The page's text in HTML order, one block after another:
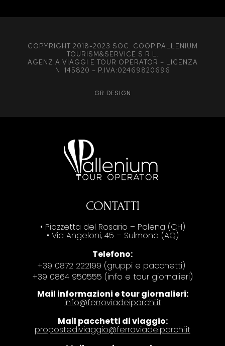
COPYRIGHT 2018-2023 SOC. COOP.PALLENIUM
TOURISM&SERVICE S.R.L.
AGENZIA VIAGGI E TOUR OPERATOR – LICENZA
N. 145820 – P.IVA:02469820696
GR.DESIGN
CONTATTI
• Piazzetta del Rosario – Palena (CH)
• Via Angeloni, 45 – Sulmona (AQ)
Telefono:
+39 0872 222199 (gruppi e pacchetti)
+39 0864 950555 (info e tour giornalieri)
Mail informazioni e tour giornalieri:
info@ferroviadeiparchi.it
Mail pacchetti di viaggio:
propostediviaggio@ferroviadeiparchi.it